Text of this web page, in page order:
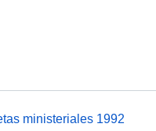
ministeriales 1992